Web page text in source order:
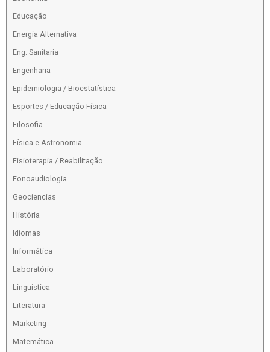
Educação
Energia Alternativa
Eng. Sanitaria
Engenharia
Epidemiologia / Bioestatística
Esportes / Educação Física
Filosofia
Física e Astronomia
Fisioterapia / Reabilitação
Fonoaudiologia
Geociencias
História
Idiomas
Informática
Laboratório
Linguística
Literatura
Marketing
Matemática